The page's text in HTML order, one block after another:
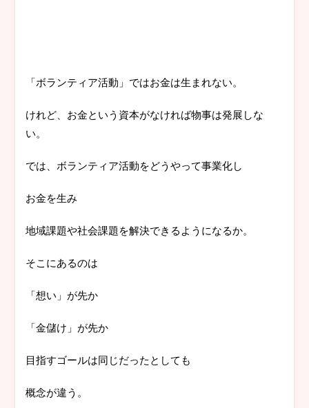
「ボランティア活動」ではお金は生まれない。
けれど、お金という資本がなければ物事は発展しな
い。
では、ボランティア活動をどうやって事業化し
お金を生み
地域課題や社会課題を解決できるようになるか。
そこにあるのは
「想い」が先か
「金儲け」が先か
目指すゴールは同じだったとしても
概念が違う。